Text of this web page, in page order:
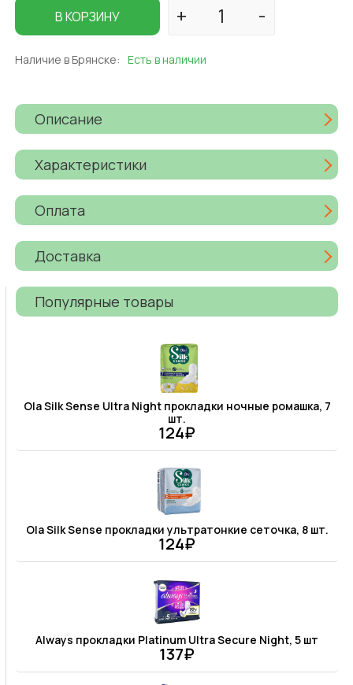
В КОРЗИНУ
Наличие в Брянске: Есть в наличии
Описание
Характеристики
Оплата
Доставка
Популярные товары
Ola Silk Sense Ultra Night прокладки ночные ромашка, 7
шт.
124₽
Ola Silk Sense прокладки ультратонкие сеточка, 8 шт.
124₽
Always прокладки Platinum Ultra Secure Night, 5 шт
137₽